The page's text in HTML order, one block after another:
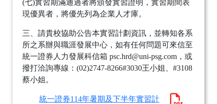
(七)實習期滿通過者將頒發實習證明，實習期間表
現優異者，將優先列為企業人才庫。
三、請貴校協助公告本實習計劃資訊，並轉知各系
所之系辦與職涯發展中心，如有任何問題可來信至
統一證券人力發展科信箱 psc.hrd@uni-psg.com，或
撥打洽詢專線：(02)2747-8266#3030王小姐、#3108
蔡小姐。
統一證券114年暑期及下半年實習計